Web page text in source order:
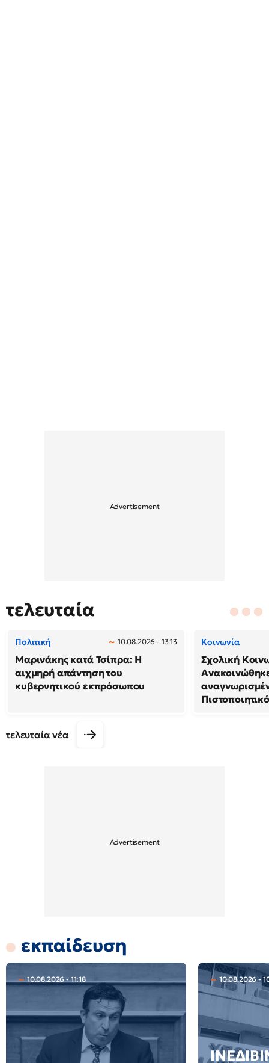
τελευταία
Πολιτική 10.08.2026 - 13:13
Μαρινάκης κατά Τσίπρα: Η
αιχμηρή απάντηση του
κυβερνητικού εκπρόσωπου
Κοινωνία
Σχολική
τελευταία νέα
εκπαίδευση
10.08.2026 - 11:18 10.08.2026 -